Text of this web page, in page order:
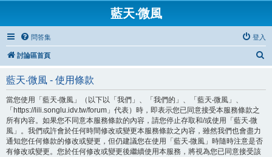
藍天‧微風
問答集 登入
討論區首頁
藍天‧微風 - 使用條款
當您使用「藍天‧微風」（以下以「我們」、「我們的」、「藍天‧微風」、
「https://lili.songlu.idv.tw/forum」代表）時，即表示您已同意接受本服務條款之
所有內容。如果您不同意本服務條款的內容，請您停止存取和/或使用「藍天‧微
風」。我們或許會於任何時間修改或變更本服務條款之內容，雖然我們也會盡力
通知您任何條款的修改或變更，但仍建議您在使用「藍天‧微風」時隨時注意是否
有修改或變更。您於任何修改或變更後繼續使用本服務，將視為您已同意接受該